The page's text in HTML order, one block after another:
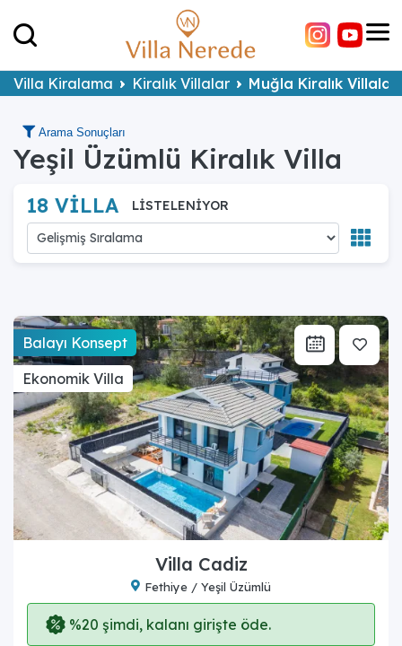
Villa Kiralama Kiralık Villalar Muğla Kiralık Villalar
Arama Sonuçları
Yeşil Üzümlü Kiralık Villa
18 VİLLA LİSTELENİYOR
Balayı Konsept
Ekonomik Villa
Villa Cadiz
Fethiye / Yeşil Üzümlü
%20 şimdi, kalanı girişte öde.